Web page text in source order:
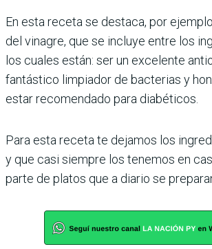
En esta receta se destaca, por
del vinagre, que se incluye entre los
los cuales están: ser un excelente
fantástico limpiador de bacterias y
estar recomendado para diabéticos.
Para esta receta te dejamos los
y que casi siempre los tenemos en
parte de platos que a diario se